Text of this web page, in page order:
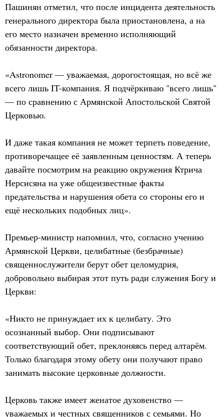
Пашинян отметил, что после инцидента деятельность
генерального директора была приостановлена, а на
его место назначен временно исполняющий
обязанности директора.
«Astronomer — уважаемая, дорогостоящая, но всё же
всего лишь IT-компания. Я подчёркиваю "всего лишь"
— по сравнению с Армянской Апостольской Святой
Церковью.
И даже такая компания не может терпеть поведение,
противоречащее её заявленным ценностям. А теперь
давайте посмотрим на реакцию окружения Ктрича
Нерсисяна на уже общеизвестные факты
предательства и нарушения обета со стороны его и
ещё нескольких подобных лиц».
Премьер-министр напомнил, что, согласно учению
Армянской Церкви, целибатные (безбрачные)
священнослужители берут обет целомудрия,
добровольно выбирая этот путь ради служения Богу и
Церкви:
«Никто не принуждает их к целибату. Это
осознанный выбор. Они подписывают
соответствующий обет, преклоняясь перед алтарём.
Только благодаря этому обету они получают право
занимать высокие церковные должности.
Церковь также имеет женатое духовенство —
уважаемых и честных священников с семьями. Но